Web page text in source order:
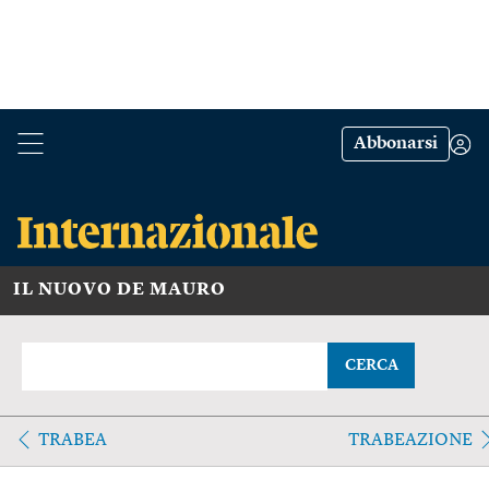
Abbonarsi
IL NUOVO DE MAURO
CERCA
TRABEA TRABEAZIONE